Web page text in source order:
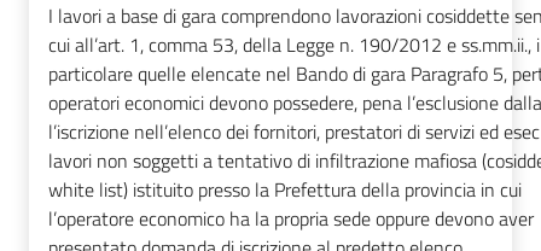
I lavori a base di gara comprendono lavorazioni cosiddette
cui all’art. 1, comma 53, della Legge n. 190/2012 e ss.mm.ii.,
particolare quelle elencate nel Bando di gara Paragrafo 5,
operatori economici devono possedere, pena l’esclusione
l’iscrizione nell’elenco dei fornitori, prestatori di servizi ed
lavori non soggetti a tentativo di infiltrazione mafiosa
white list) istituito presso la Prefettura della provincia in cui
l’operatore economico ha la propria sede oppure devono aver